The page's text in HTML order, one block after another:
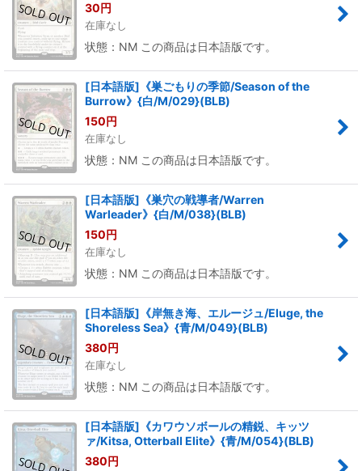
30円
在庫なし
状態：NM この商品は日本語版です。
[日本語版]《巣ごもりの季節/Season of the
Burrow》{白/M/029}(BLB)
150円
在庫なし
状態：NM この商品は日本語版です。
[日本語版]《巣穴の戦導者/Warren
Warleader》{白/M/038}(BLB)
150円
在庫なし
状態：NM この商品は日本語版です。
[日本語版]《岸無き海、エルージュ/Eluge, the
Shoreless Sea》{青/M/049}(BLB)
380円
在庫なし
状態：NM この商品は日本語版です。
[日本語版]《カワウソボールの精鋭、キッツ
ァ/Kitsa, Otterball Elite》{青/M/054}(BLB)
380円